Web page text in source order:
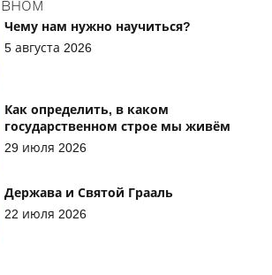
Чему нам нужно научиться?
5 августа 2026
Как определить, в каком
государственном строе мы живём
29 июля 2026
Держава и Святой Грааль
22 июля 2026